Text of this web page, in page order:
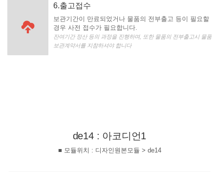
6.출고접수
보관기간이 만료되었거나 물품의 전부출고 등이 필요할
경우 사전 접수가 필요합니다.
잔여기간 정산 등의 과정을 진행하며, 또한 물품의 전부출고시 물품
보관계약서를 지참하셔야 합니다
de14 : 아코디언1
■ 모듈위치 : 디자인원본모듈 > de14